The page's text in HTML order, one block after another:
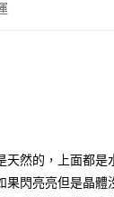
天然的，上面都是
果閃亮亮但是晶體